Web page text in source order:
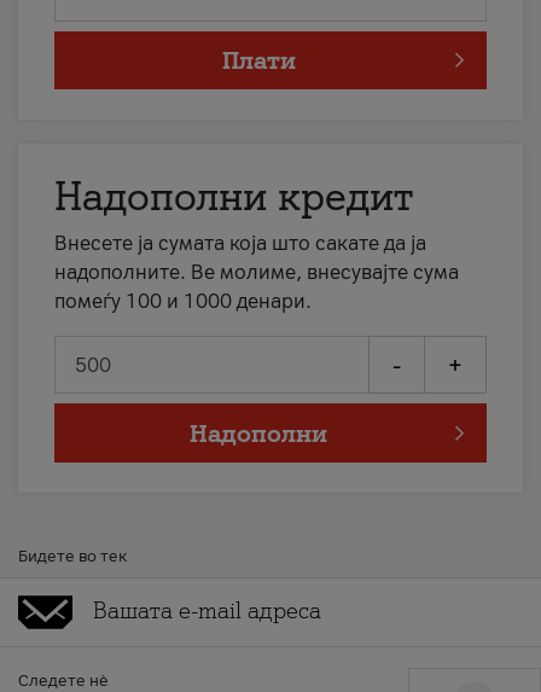
Плати
Надополни кредит
Внесете ја сумата која што сакате да ја
надополните. Ве молиме, внесувајте сума
помеѓу 100 и 1000 денари.
- +
Надополни
Бидете во тек
Следете нè